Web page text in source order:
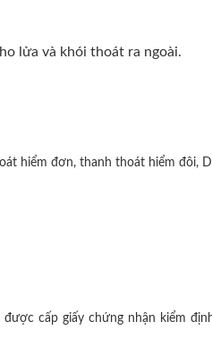
lửa và khói thoát ra ngoài.
hiểm đơn, thanh thoát hiểm đôi,
cấp giấy chứng nhận kiểm